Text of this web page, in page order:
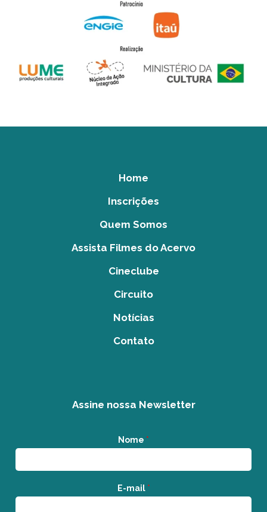
Home
Inscrições
Quem Somos
Assista Filmes do Acervo
Cineclube
Circuito
Notícias
Contato
Assine nossa Newsletter
Nome *
E-mail *